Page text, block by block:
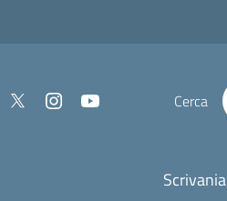
FacebookTwitter Instagram Cerca